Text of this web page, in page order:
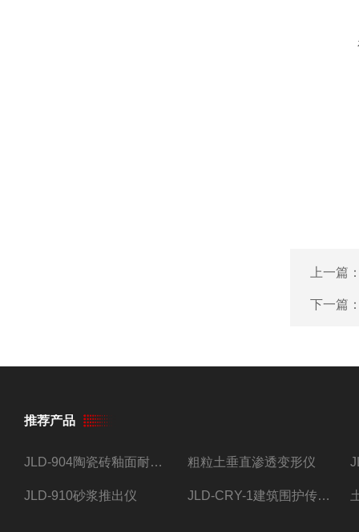
上一篇
下一篇
推荐产品
JLD-904陶瓷砖釉面耐磨试验仪 粗粒土垂直渗透变形仪
JLD-910砂浆推出仪 JLD-CRY-1建筑围护传热系数现场检测仪仪器